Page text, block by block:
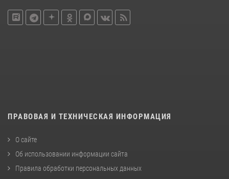
ПРАВОВАЯ И ТЕХНИЧЕСКАЯ ИНФОРМАЦИЯ
О сайте
Об использовании информации сайта
Правила обработки персональных данных